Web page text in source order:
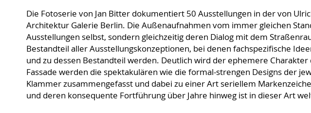
Die Fotoserie von Jan Bitter dokumentiert 50 Ausstellungen in der von
Architektur Galerie Berlin. Die Außenaufnahmen vom immer gleichen
Ausstellungen selbst, sondern gleichzeitig deren Dialog mit dem
Bestandteil aller Ausstellungskonzeptionen, bei denen fachspezifische
und zu dessen Bestandteil werden. Deutlich wird der ephemere
Fassade werden die spektakulären wie die formal-strengen Designs der
Klammer zusammengefasst und dabei zu einer Art seriellem
und deren konsequente Fortführung über Jahre hinweg ist in dieser Art